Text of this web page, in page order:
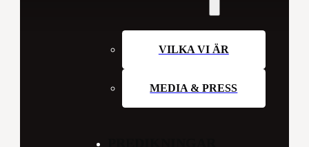
VILKA VI ÄR
MEDIA & PRESS